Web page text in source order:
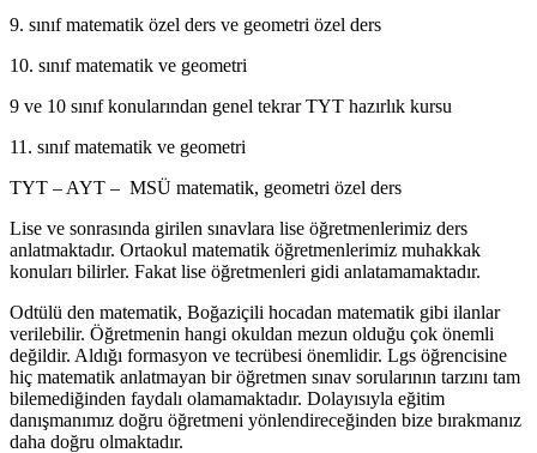
9. sınıf matematik özel ders ve geometri özel ders
10. sınıf matematik ve geometri
9 ve 10 sınıf konularından genel tekrar TYT hazırlık kursu
11. sınıf matematik ve geometri
TYT – AYT – MSÜ matematik, geometri özel ders
Lise ve sonrasında girilen sınavlara lise öğretmenlerimiz ders
anlatmaktadır. Ortaokul matematik öğretmenlerimiz muhakkak
konuları bilirler. Fakat lise öğretmenleri gidi anlatamamaktadır.
Odtülü den matematik, Boğaziçili hocadan matematik gibi ilanlar
verilebilir. Öğretmenin hangi okuldan mezun olduğu çok önemli
değildir. Aldığı formasyon ve tecrübesi önemlidir. Lgs öğrencisine
hiç matematik anlatmayan bir öğretmen sınav sorularının tarzını tam
bilemediğinden faydalı olamamaktadır. Dolayısıyla eğitim
danışmanımız doğru öğretmeni yönlendireceğinden bize bırakmanız
daha doğru olmaktadır.